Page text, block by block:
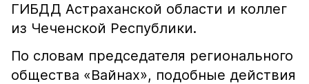
ГИБДД Астраханской области и коллег
из Чеченской Республики.
По словам председателя регионального
общества «Вайнах», подобные действия